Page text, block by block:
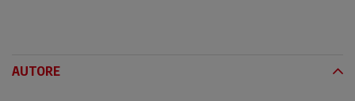
AUTORE